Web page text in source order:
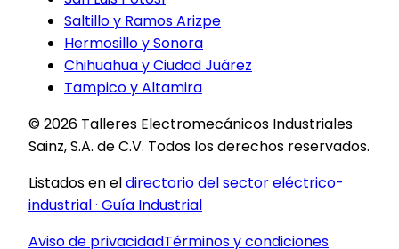
Saltillo y Ramos Arizpe
Hermosillo y Sonora
Chihuahua y Ciudad Juárez
Tampico y Altamira
©2026 Talleres Electromecánicos Industriales
Sainz, S.A. de C.V. Todos los derechos reservados.
Listados en eldirectorio del sector eléctrico-
industrial · Guía Industrial
Aviso de privacidadTérminos y condiciones